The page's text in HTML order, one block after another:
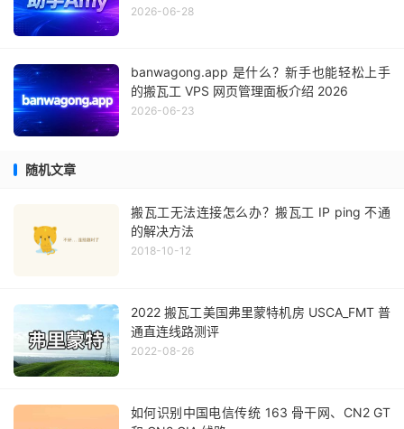
2026-06-28
banwagong.app 是什么？新手也能轻松上手
的搬瓦工 VPS 网页管理面板介绍 2026
2026-06-23
随机文章
搬瓦工无法连接怎么办？搬瓦工 IP ping 不通
的解决方法
2018-10-12
2022 搬瓦工美国弗里蒙特机房 USCA_FMT 普
通直连线路测评
2022-08-26
如何识别中国电信传统 163 骨干网、CN2 GT